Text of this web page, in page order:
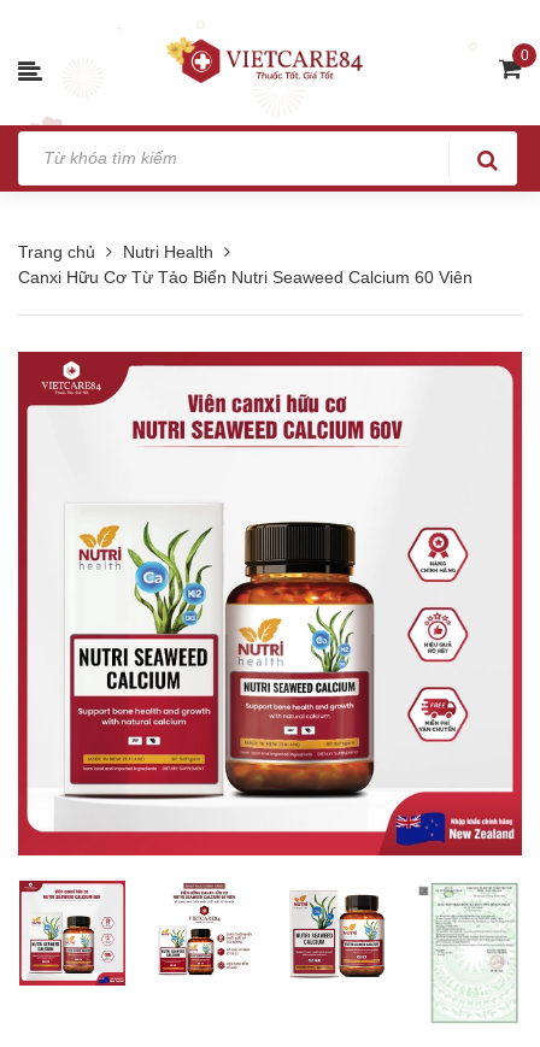
0
Trang chủ
Nutri Health
Canxi Hữu Cơ Từ Tảo Biển Nutri Seaweed Calcium 60 Viên